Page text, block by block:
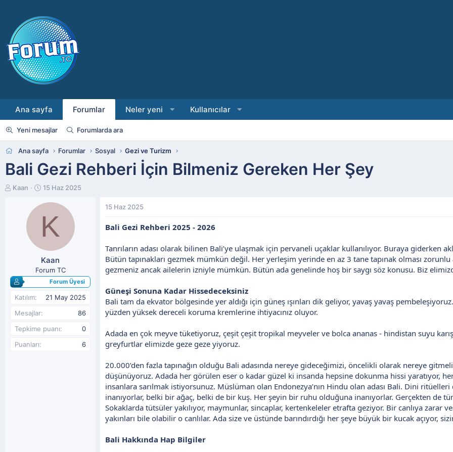
Ana sayfa Forumlar Neler yeni Kullanıcılar
Yeni mesajlar Forumlarda ara
Ana sayfa Forumlar Sosyal Gezi ve Turizm
Bali Gezi Rehberi İçin Bilmeniz Gereken Her Şey
K
l
a
n
Kaan
B
ş
ı
ç
t
a
r
15 Haz 2025
K
Kaan
Forum TC
Forum Üyesi
Katılım
21 May 2025
Mesajlar
86
Tepkime puanı
0
Puanları
6
15 Haz 2025
Bali Gezi Rehberi 2025 - 2026
Tanrıların adası olarak bilinen Bali’ye ulaşmak için pervaneli uçaklar kullanılıyor. Buraya giderken
Bütün tapınakları gezmek mümkün değil. Her yerleşim yerinde en az 3 tane tapınak olması zorunlu
gezmeniz ancak ailelerin izniyle mümkün. Bütün ada genelinde hoş bir saygı söz konusu. Biz
Güneşi Sonuna Kadar Hissedeceksiniz
Bali tam da ekvator bölgesinde yer aldığı için güneş ışınları dik geliyor, yavaş yavaş
yüzden yüksek dereceli koruma kremlerine ihtiyacınız oluyor.
Adada en çok meyve tüketiyoruz, çeşit çeşit tropikal meyveler ve bolca ananas - hindistan suyu
greyfurtlar elimizde geze geze yiyoruz.
20.000’den fazla tapınağın olduğu Bali adasında nereye gideceğimizi, öncelikli olarak nereye
düşünüyoruz. Adada her görülen eser o kadar güzel ki insanda hepsine dokunma hissi yaratıyor,
insanlara sarılmak istiyorsunuz. Müslüman olan Endonezya’nın Hindu olan adası Bali. Dini
inanıyorlar, belki bir ağaç, belki de bir kuş. Her şeyin bir ruhu olduğuna inanıyorlar. Gerçekten de
Sokaklarda tütsüler yakılıyor, maymunlar, sincaplar, kertenkeleler etrafta geziyor. Bir canlıya zarar
yakınları bile olabilir o canlılar. Ada size ve üstünde barındırdığı her şeye büyük bir kucak açıyor,
Bali Hakkında Hap Bilgiler